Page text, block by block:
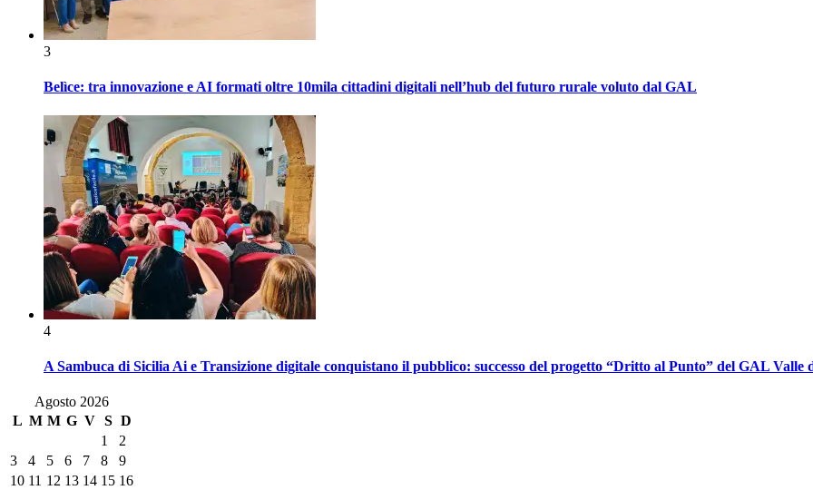
3
Belìce: tra innovazione e AI formati oltre 10mila cittadini digitali nell’hub del futuro rurale voluto dal GAL
4
A Sambuca di Sicilia Ai e Transizione digitale conquistano il pubblico: successo del progetto “Dritto al Punto” del GAL Valle
Agosto 2026
L M M G V S D
1
2
3
4 5 6 7 8
9
10 11 12 13 14 15 16